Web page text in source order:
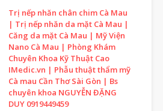
Trị nếp nhăn chân chim Cà Mau
| Trị nếp nhăn da mặt Cà Mau |
Căng da mặt Cà Mau | Mỹ Viện
Nano Cà Mau | Phòng Khám
Chuyên Khoa Kỹ Thuật Cao
IMedic.vn | Phẫu thuật thẩm mỹ
Cà mau Cần Thơ Sài Gòn | Bs
chuyên khoa NGUYỄN ĐẶNG
DUY 0919449459